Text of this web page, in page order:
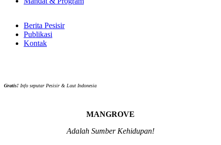
Berita Pesisir
Publikasi
Kontak
Gratis! Info seputar Pesisir & Laut Indonesia
MANGROVE
Adalah Sumber Kehidupan!